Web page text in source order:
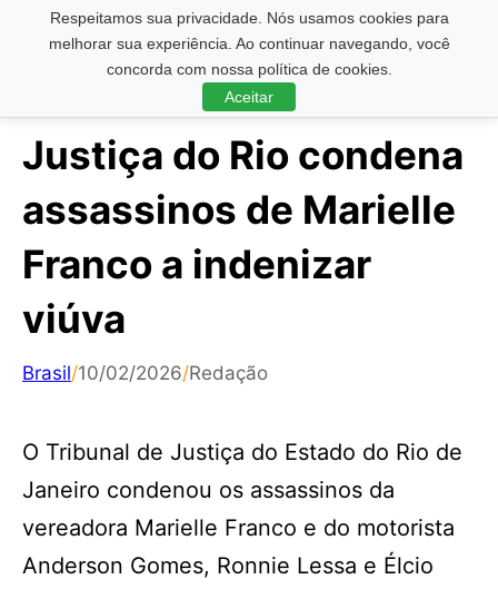
Respeitamos sua privacidade. Nós usamos cookies para
melhorar sua experiência. Ao continuar navegando, você
concorda com nossa política de cookies.
Aceitar
Pesquisar ...
Justiça do Rio condena
assassinos de Marielle
Franco a indenizar
viúva
Brasil/10/02/2026/Redação
O Tribunal de Justiça do Estado do Rio de
Janeiro condenou os assassinos da
vereadora Marielle Franco e do motorista
Anderson Gomes, Ronnie Lessa e Élcio